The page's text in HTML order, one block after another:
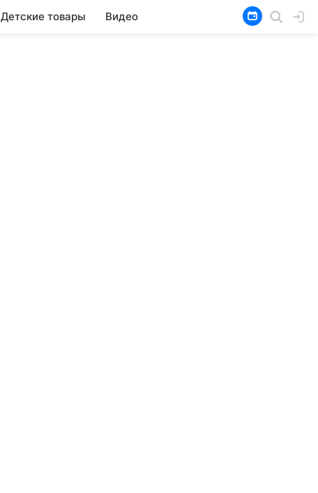
Детские товары Видео